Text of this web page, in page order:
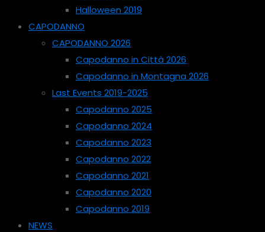
Halloween 2019
CAPODANNO
CAPODANNO 2026
Capodanno in Città 2026
Capodanno in Montagna 2026
Last Events 2019-2025
Capodanno 2025
Capodanno 2024
Capodanno 2023
Capodanno 2022
Capodanno 2021
Capodanno 2020
Capodanno 2019
NEWS